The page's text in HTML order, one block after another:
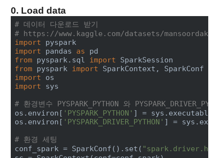
0. Load data
# 데이터 다운로드 받기
# https://www.kaggle.com/datasets/mansoordaku/
import
import pandas as
from pyspark.sql import
from pyspark import
import
import sys
# 환경변수 PYSPARK_PYTHON 와
os.environ[ 'PYSPARK_PYTHON' ] = sys.executable
os.environ[ 'PYSPARK_DRIVER_PYTHON' ] =
# 환경 세팅
conf_spark = SparkConf().set(